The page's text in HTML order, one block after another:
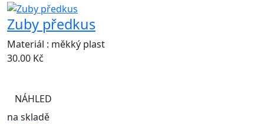
Zuby předkus
Materiál : měkký plast
30.00 Kč
NÁHLED
na skladě